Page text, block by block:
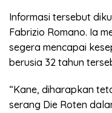
Informasi tersebut
Fabrizio Romano. Ia
segera mencapai
berusia 32 tahun
“Kane, diharapkan
serang Die Roten